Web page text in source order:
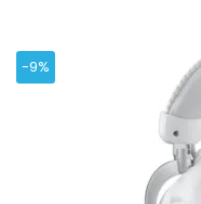
-9%